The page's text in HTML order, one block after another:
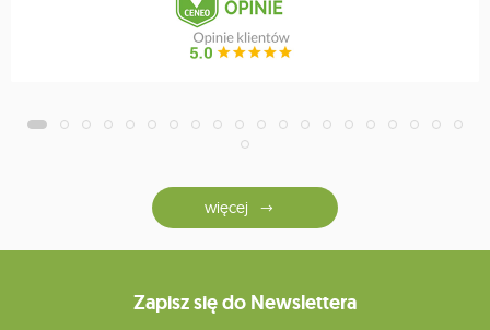
więcej
Zapisz się do Newslettera